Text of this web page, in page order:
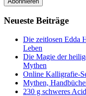
Neueste Beiträge
Die zeitlosen Edda
Leben
Die Magie der
Mythen
Online
Mythen,
230 g schweres